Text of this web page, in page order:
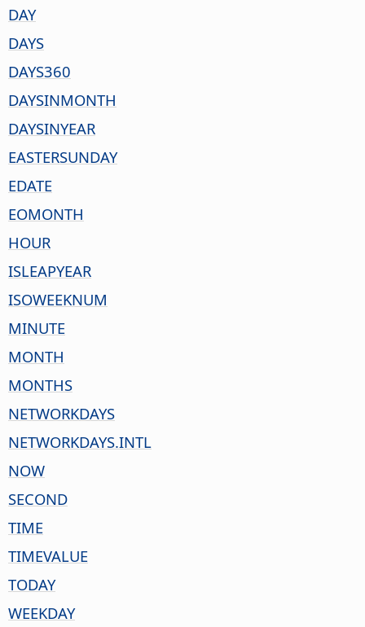
DAY
DAYS
DAYS360
DAYSINMONTH
DAYSINYEAR
EASTERSUNDAY
EDATE
EOMONTH
HOUR
ISLEAPYEAR
ISOWEEKNUM
MINUTE
MONTH
MONTHS
NETWORKDAYS
NETWORKDAYS.INTL
NOW
SECOND
TIME
TIMEVALUE
TODAY
WEEKDAY